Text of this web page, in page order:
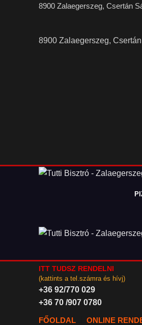
8900 Zalaegerszeg, Csertán
8900 Zalaegerszeg,
ITT TUDSZ RENDELNI
(kattints a tel.számra és hívj)
+36 92/770 029
+36 70 /907 0780
FŐOLDAL ONLINE